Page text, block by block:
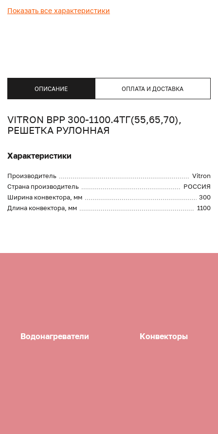
Показать все характеристики
ОПИСАНИЕ ОПЛАТА И ДОСТАВКА
VITRON ВРР 300-1100.4ТГ(55,65,70),
РЕШЕТКА РУЛОННАЯ
Характеристики
Производитель
Vitron
Страна производитель
РОССИЯ
Ширина конвектора, мм
300
Длина конвектора, мм
1100
Водонагреватели Конвекторы